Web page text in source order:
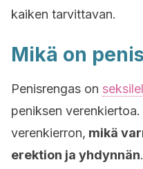
kaiken tarvittavan.
Mikä on
Penisrengas on
peniksen
verenkierron, mikä
erektion ja yhdynnän